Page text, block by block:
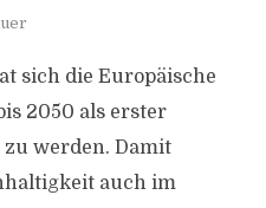
sich die Europäische
2050 als erster
werden. Damit
auch im